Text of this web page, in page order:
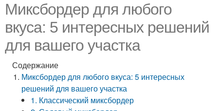
Миксбордер для любого
вкуса: 5 интересных решений
для вашего участка
Содержание
Миксбордер для любого вкуса: 5 интересных
решений для вашего участка
1. Классический миксбордер